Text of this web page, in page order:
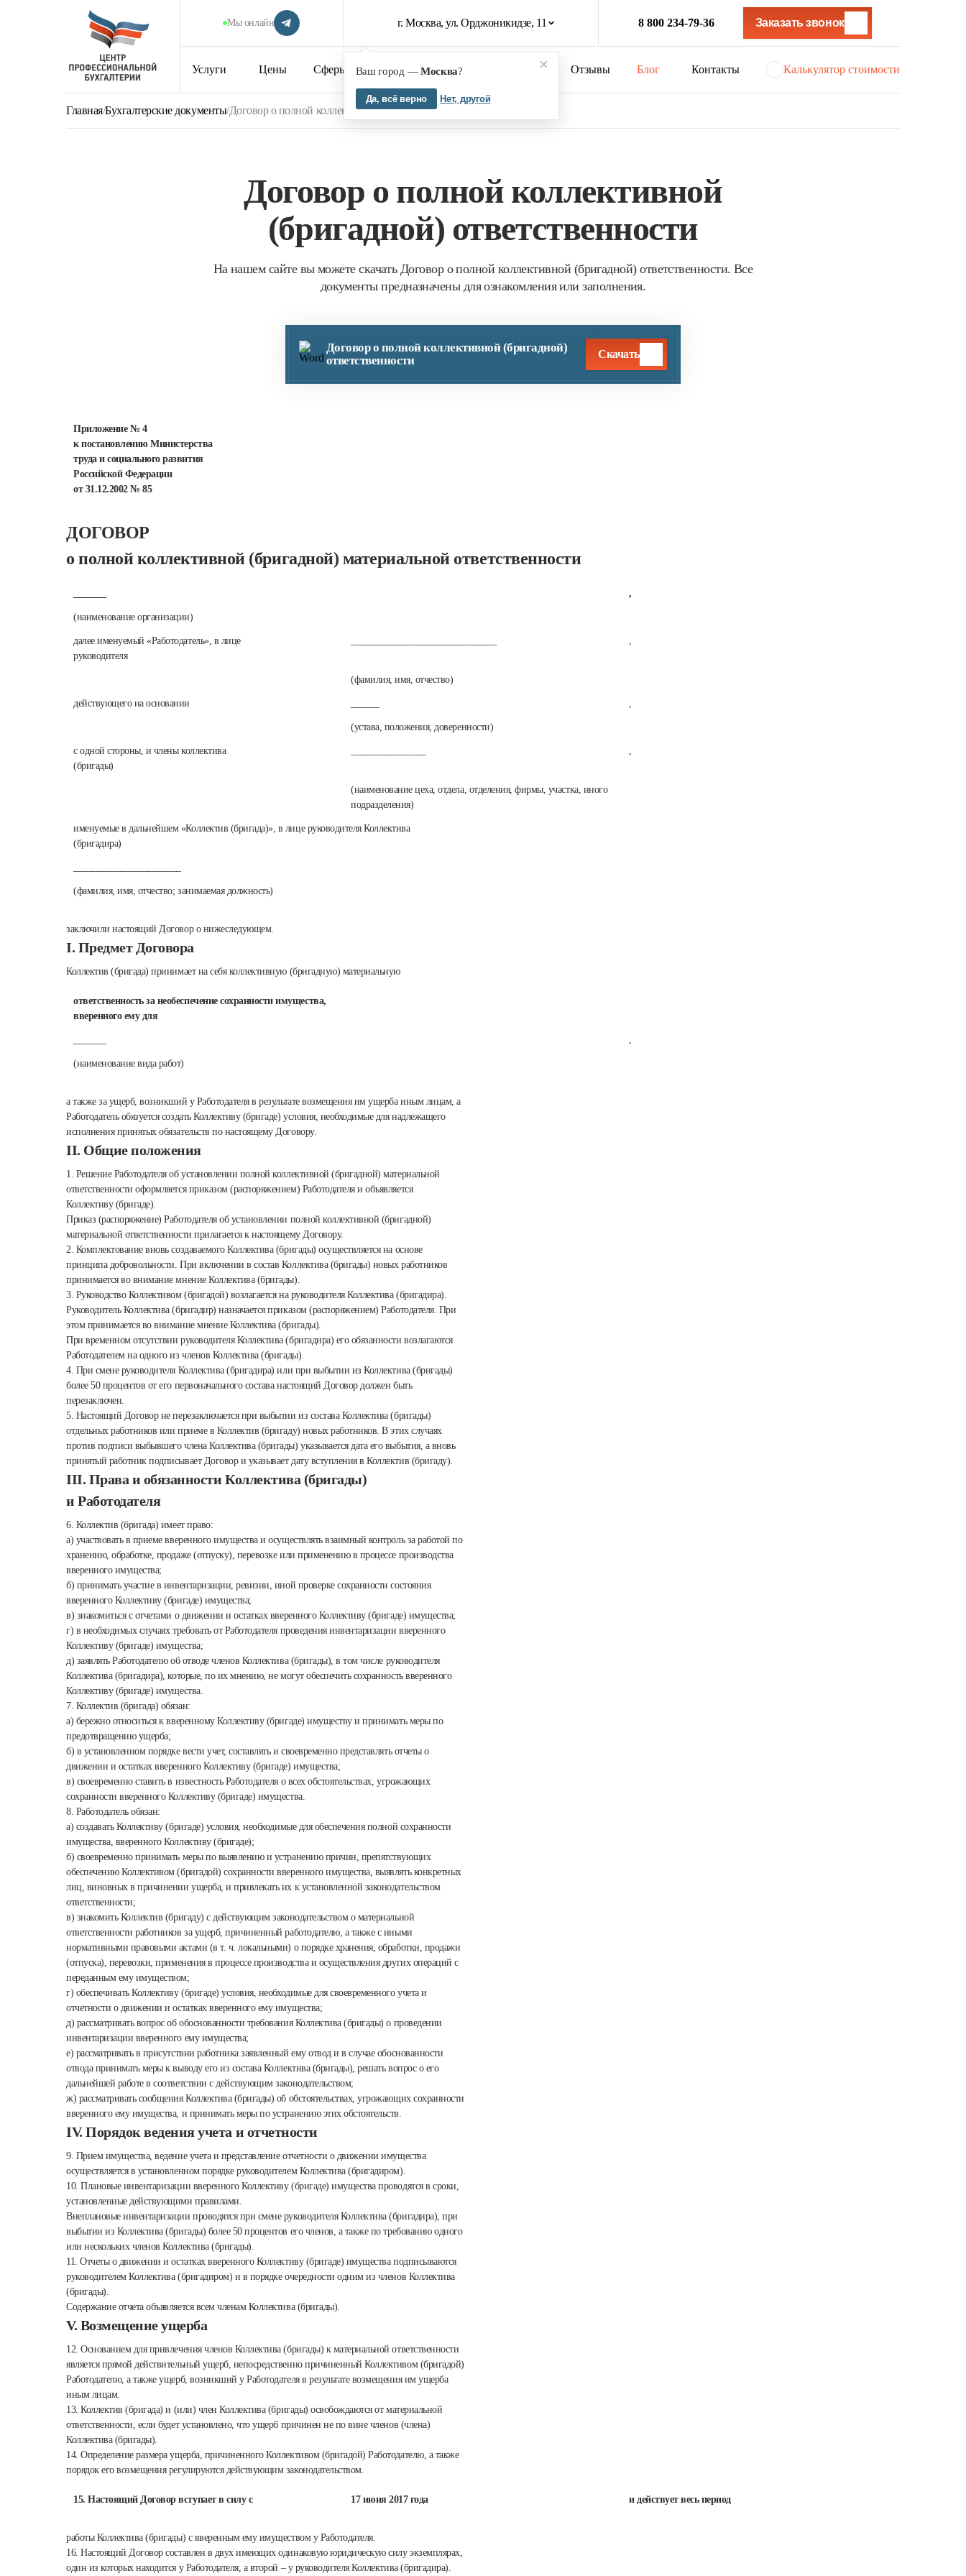
Мы онлайн г. Москва, ул. Орджоникидзе, 11
×
Ваш город —Москва?
Да, всё верно Нет, другой
8 800 234-79-36 Заказать звонок
Услуги Цены Сферы бизнеса Кейсы Отзывы Блог Контакты Калькулятор стоимости
Главная/Бухгалтерские документы/Договор о полной коллективной (бригадной) ответственности
Договор о полной коллективной
(бригадной) ответственности
На нашем сайте вы можете скачать Договор о полной коллективной (бригадной) ответственности. Все
документы предназначены для ознакомления или заполнения.
Договор о полной коллективной (бригадной)
ответственности
Скачать
Приложение № 4
к постановлению Министерства
труда и социального развития
Российской Федерации
от 31.12.2002 № 85
ДОГОВОР
о полной коллективной (бригадной) материальной ответственности
,
(наименование организации)
далее именуемый «Работодатель», в лице
руководителя
,
(фамилия, имя, отчество)
действующего на основании ,
(устава, положения, доверенности)
с одной стороны, и члены коллектива
(бригады)
,
(наименование цеха, отдела, отделения, фирмы, участка, иного
подразделения)
именуемые в дальнейшем «Коллектив (бригада)», в лице руководителя Коллектива
(бригадира)
(фамилия, имя, отчество; занимаемая должность)
заключили настоящий Договор о нижеследующем.
I. Предмет Договора
Коллектив (бригада) принимает на себя коллективную (бригадную) материальную
ответственность за необеспечение сохранности имущества,
вверенного ему для
,
(наименование вида работ)
а также за ущерб, возникший у Работодателя в результате возмещения им ущерба иным лицам, а
Работодатель обязуется создать Коллективу (бригаде) условия, необходимые для надлежащего
исполнения принятых обязательств по настоящему Договору.
II. Общие положения
1. Решение Работодателя об установлении полной коллективной (бригадной) материальной
ответственности оформляется приказом (распоряжением) Работодателя и объявляется
Коллективу (бригаде).
Приказ (распоряжение) Работодателя об установлении полной коллективной (бригадной)
материальной ответственности прилагается к настоящему Договору.
2. Комплектование вновь создаваемого Коллектива (бригады) осуществляется на основе
принципа добровольности. При включении в состав Коллектива (бригады) новых работников
принимается во внимание мнение Коллектива (бригады).
3. Руководство Коллективом (бригадой) возлагается на руководителя Коллектива (бригадира).
Руководитель Коллектива (бригадир) назначается приказом (распоряжением) Работодателя. При
этом принимается во внимание мнение Коллектива (бригады).
При временном отсутствии руководителя Коллектива (бригадира) его обязанности возлагаются
Работодателем на одного из членов Коллектива (бригады).
4. При смене руководителя Коллектива (бригадира) или при выбытии из Коллектива (бригады)
более 50 процентов от его первоначального состава настоящий Договор должен быть
перезаключен.
5. Настоящий Договор не перезаключается при выбытии из состава Коллектива (бригады)
отдельных работников или приеме в Коллектив (бригаду) новых работников. В этих случаях
против подписи выбывшего члена Коллектива (бригады) указывается дата его выбытия, а вновь
принятый работник подписывает Договор и указывает дату вступления в Коллектив (бригаду).
III. Права и обязанности Коллектива (бригады)
и Работодателя
6. Коллектив (бригада) имеет право:
а) участвовать в приеме вверенного имущества и осуществлять взаимный контроль за работой по
хранению, обработке, продаже (отпуску), перевозке или применению в процессе производства
вверенного имущества;
б) принимать участие в инвентаризации, ревизии, иной проверке сохранности состояния
вверенного Коллективу (бригаде) имущества;
в) знакомиться с отчетами о движении и остатках вверенного Коллективу (бригаде) имущества;
г) в необходимых случаях требовать от Работодателя проведения инвентаризации вверенного
Коллективу (бригаде) имущества;
д) заявлять Работодателю об отводе членов Коллектива (бригады), в том числе руководителя
Коллектива (бригадира), которые, по их мнению, не могут обеспечить сохранность вверенного
Коллективу (бригаде) имущества.
7. Коллектив (бригада) обязан:
а) бережно относиться к вверенному Коллективу (бригаде) имуществу и принимать меры по
предотвращению ущерба;
б) в установленном порядке вести учет, составлять и своевременно представлять отчеты о
движении и остатках вверенного Коллективу (бригаде) имущества;
в) своевременно ставить в известность Работодателя о всех обстоятельствах, угрожающих
сохранности вверенного Коллективу (бригаде) имущества.
8. Работодатель обязан:
а) создавать Коллективу (бригаде) условия, необходимые для обеспечения полной сохранности
имущества, вверенного Коллективу (бригаде);
б) своевременно принимать меры по выявлению и устранению причин, препятствующих
обеспечению Коллективом (бригадой) сохранности вверенного имущества, выявлять конкретных
лиц, виновных в причинении ущерба, и привлекать их к установленной законодательством
ответственности;
в) знакомить Коллектив (бригаду) с действующим законодательством о материальной
ответственности работников за ущерб, причиненный работодателю, а также с иными
нормативными правовыми актами (в т. ч. локальными) о порядке хранения, обработки, продажи
(отпуска), перевозки, применения в процессе производства и осуществления других операций с
переданным ему имуществом;
г) обеспечивать Коллективу (бригаде) условия, необходимые для своевременного учета и
отчетности о движении и остатках вверенного ему имущества;
д) рассматривать вопрос об обоснованности требования Коллектива (бригады) о проведении
инвентаризации вверенного ему имущества;
е) рассматривать в присутствии работника заявленный ему отвод и в случае обоснованности
отвода принимать меры к выводу его из состава Коллектива (бригады), решать вопрос о его
дальнейшей работе в соответствии с действующим законодательством;
ж) рассматривать сообщения Коллектива (бригады) об обстоятельствах, угрожающих сохранности
вверенного ему имущества, и принимать меры по устранению этих обстоятельств.
IV. Порядок ведения учета и отчетности
9. Прием имущества, ведение учета и представление отчетности о движении имущества
осуществляется в установленном порядке руководителем Коллектива (бригадиром).
10. Плановые инвентаризации вверенного Коллективу (бригаде) имущества проводятся в сроки,
установленные действующими правилами.
Внеплановые инвентаризации проводятся при смене руководителя Коллектива (бригадира), при
выбытии из Коллектива (бригады) более 50 процентов его членов, а также по требованию одного
или нескольких членов Коллектива (бригады).
11. Отчеты о движении и остатках вверенного Коллективу (бригаде) имущества подписываются
руководителем Коллектива (бригадиром) и в порядке очередности одним из членов Коллектива
(бригады).
Содержание отчета объявляется всем членам Коллектива (бригады).
V. Возмещение ущерба
12. Основанием для привлечения членов Коллектива (бригады) к материальной ответственности
является прямой действительный ущерб, непосредственно причиненный Коллективом (бригадой)
Работодателю, а также ущерб, возникший у Работодателя в результате возмещения им ущерба
иным лицам.
13. Коллектив (бригада) и (или) член Коллектива (бригады) освобождаются от материальной
ответственности, если будет установлено, что ущерб причинен не по вине членов (члена)
Коллектива (бригады).
14. Определение размера ущерба, причиненного Коллективом (бригадой) Работодателю, а также
порядок его возмещения регулируются действующим законодательством.
15. Настоящий Договор вступает в силу с 17 июня 2017 года и действует весь период
работы Коллектива (бригады) с вверенным ему имуществом у Работодателя.
16. Настоящий Договор составлен в двух имеющих одинаковую юридическую силу экземплярах,
один из которых находится у Работодателя, а второй – у руководителя Коллектива (бригадира).